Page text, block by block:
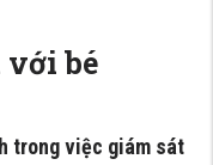
với bé
trong việc giám sát